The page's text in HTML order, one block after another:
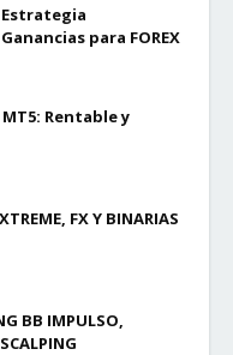
Estrategia
para FOREX
Rentable y
FX Y BINARIAS
BB IMPULSO,